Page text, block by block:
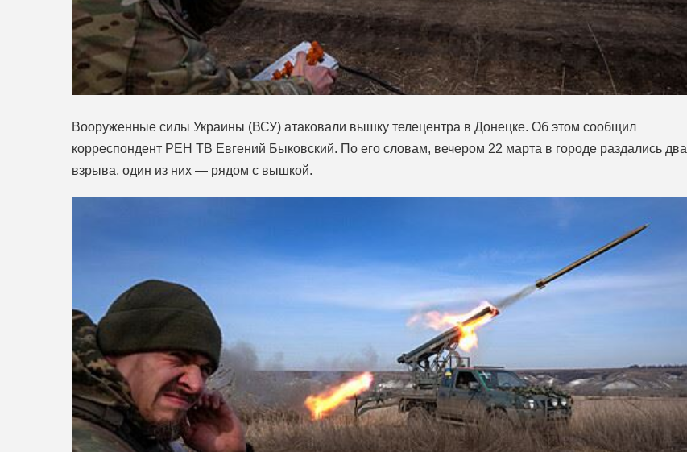
Вооруженные силы Украины (ВСУ) атаковали вышку телецентра в Донецке. Об этом сообщил
корреспондент РЕН ТВ Евгений Быковский. По его словам, вечером 22 марта в городе раздались два
взрыва, один из них — рядом с вышкой.